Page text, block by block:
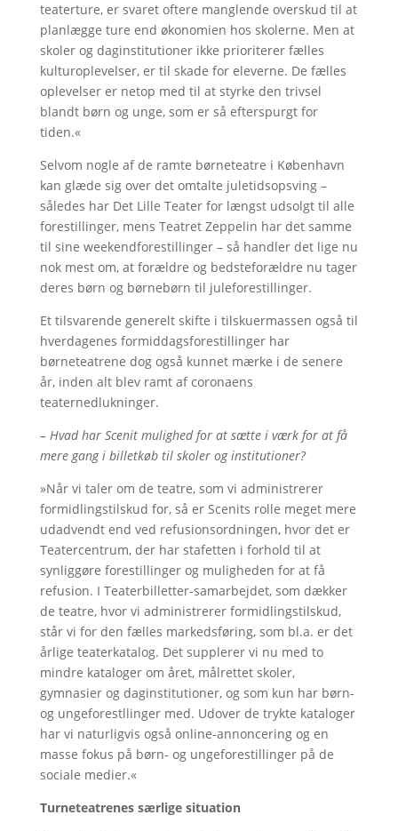
teaterture, er svaret oftere manglende overskud til at
planlægge ture end økonomien hos skolerne. Men at
skoler og daginstitutioner ikke prioriterer fælles
kulturoplevelser, er til skade for eleverne. De fælles
oplevelser er netop med til at styrke den trivsel
blandt børn og unge, som er så efterspurgt for
tiden.«
Selvom nogle af de ramte børneteatre i København
kan glæde sig over det omtalte juletidsopsving –
således har Det Lille Teater for længst udsolgt til alle
forestillinger, mens Teatret Zeppelin har det samme
til sine weekendforestillinger – så handler det lige nu
nok mest om, at forældre og bedsteforældre nu tager
deres børn og børnebørn til juleforestillinger.
Et tilsvarende generelt skifte i tilskuermassen også til
hverdagenes formiddagsforestillinger har
børneteatrene dog også kunnet mærke i de senere
år, inden alt blev ramt af coronaens
teaternedlukninger.
– Hvad har Scenit mulighed for at sætte i værk for at få
mere gang i billetkøb til skoler og institutioner?
»Når vi taler om de teatre, som vi administrerer
formidlingstilskud for, så er Scenits rolle meget mere
udadvendt end ved refusionsordningen, hvor det er
Teatercentrum, der har stafetten i forhold til at
synliggøre forestillinger og muligheden for at få
refusion. I Teaterbilletter-samarbejdet, som dækker
de teatre, hvor vi administrerer formidlingstilskud,
står vi for den fælles markedsføring, som bl.a. er det
årlige teaterkatalog. Det supplerer vi nu med to
mindre kataloger om året, målrettet skoler,
gymnasier og daginstitutioner, og som kun har børn-
og ungeforestllinger med. Udover de trykte kataloger
har vi naturligvis også online-annoncering og en
masse fokus på børn- og ungeforestillinger på de
sociale medier.«
Turneteatrenes særlige situation